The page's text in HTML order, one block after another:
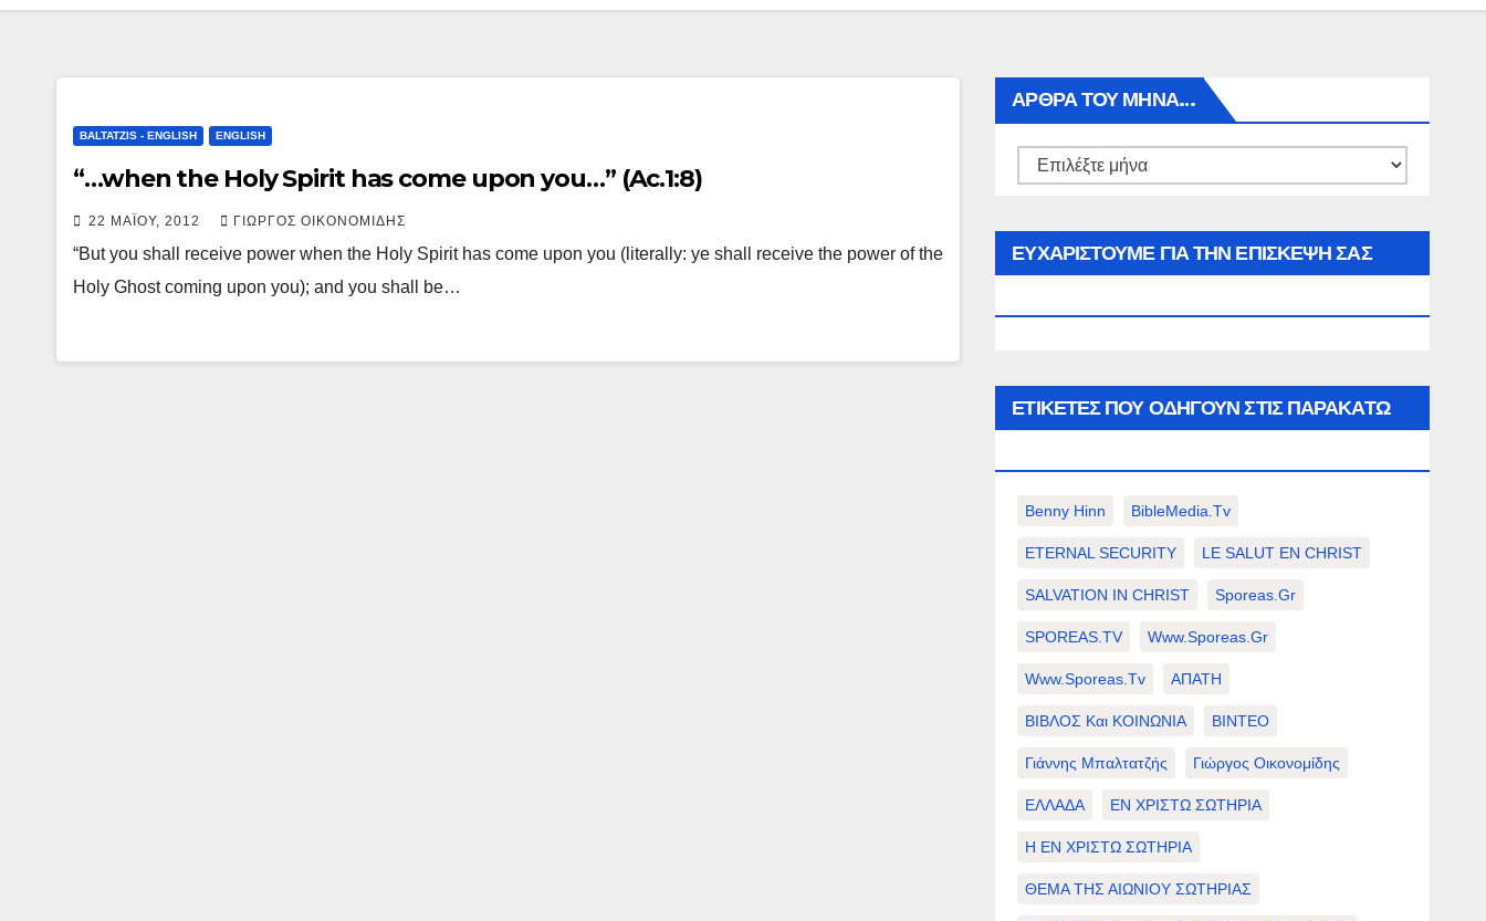
BALTATZIS - ENGLISH ENGLISH
“…when the Holy Spirit has come upon you…” (Ac.1:8)
22 ΜΑΪ́ΟΥ, 2012 ΓΙΏΡΓΟΣ ΟΙΚΟΝΟΜΊΔΗΣ
“But you shall receive power when the Holy Spirit has come upon you (literally: ye shall receive the power of the
Holy Ghost coming upon you); and you shall be…
ΑΡΘΡΑ ΤΟΥ ΜΉΝΑ…
Αρθρα
μήνα…
ΕΥΧΑΡΙΣΤΟΥΜΕ ΓΙΑ ΤΗΝ ΕΠΙΣΚΕΨΗ ΣΑΣ
ΕΤΙΚΈΤΕΣ ΠΟΥ ΟΔΗΓΟΎΝ ΣΤΙΣ ΠΑΡΑΚΆΤΩ
Benny Hinn BibleMedia.tv
ETERNAL SECURITY LE SALUT EN CHRIST
SALVATION IN CHRIST Sporeas.gr
SPOREAS.TV Www.sporeas.gr
Www.sporeas.tv ΑΠΑΤΗ
ΒΙΒΛΟΣ Και ΚΟΙΝΩΝΙΑ ΒΙΝΤΕΟ
Γιάννης Μπαλτατζής Γιώργος Οικονομίδης
ΕΛΛΑΔΑ ΕΝ ΧΡΙΣΤΩ ΣΩΤΗΡΙΑ
Η ΕΝ ΧΡΙΣΤΩ ΣΩΤΗΡΙΑ
ΘΕΜΑ ΤΗΣ ΑΙΩΝΙΟΥ ΣΩΤΗΡΙΑΣ
ι